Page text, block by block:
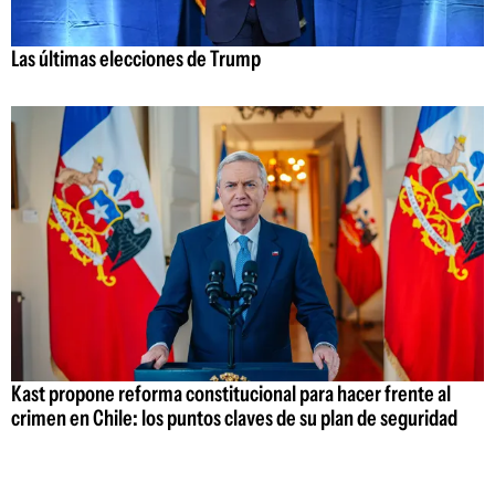
Las últimas elecciones de Trump
Kast propone reforma constitucional para hacer frente al
crimen en Chile: los puntos claves de su plan de seguridad